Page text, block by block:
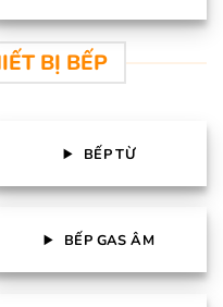
BỊ BẾP
BẾP TỪ
BẾP GAS ÂM